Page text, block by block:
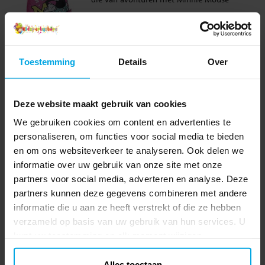
Toestemming Details Over
Deze website maakt gebruik van cookies
We gebruiken cookies om content en advertenties te
personaliseren, om functies voor social media te bieden
en om ons websiteverkeer te analyseren. Ook delen we
informatie over uw gebruik van onze site met onze
partners voor social media, adverteren en analyse. Deze
partners kunnen deze gegevens combineren met andere
informatie die u aan ze heeft verstrekt of die ze hebben
verzameld op basis van uw gebruik van hun services. U
houden. De gymtas heeft een ruim vak
waar alle trainingskleding en andere
benodigdheden in passen. Gemaakt van
gelicentieerd product, waardoor het de
perfecte keuze is voor alle Minnie Mouse-
TOEVOEGEN
Minnie Mouse - Glinsterende
Minnie Mouse diadeem voor kinderen is
kleuren dat perfect is voor alle kleine fans
van Minnie Mouse. Dit is een officieel
gelicenseerd product.
Prijs € 5,90
€ 5,90
Minnie Mouse Boutique -
Kinderpet
Super leuke kinderpet in de kleuren roze